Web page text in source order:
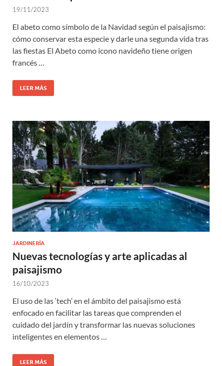
19/11/2023
El abeto como símbolo de la Navidad según el paisajismo:
cómo conservar esta especie y darle una segunda vida tras
las fiestas El Abeto como icono navideño tiene origen
francés …
LEER MÁS
JARDINERÍA
Nuevas tecnologías y arte aplicadas al
paisajismo
16/10/2023
El uso de las ‘tech’ en el ámbito del paisajismo está
enfocado en facilitar las tareas que comprenden el
cuidado del jardín y transformar las nuevas soluciones
inteligentes en elementos …
LEER MÁS